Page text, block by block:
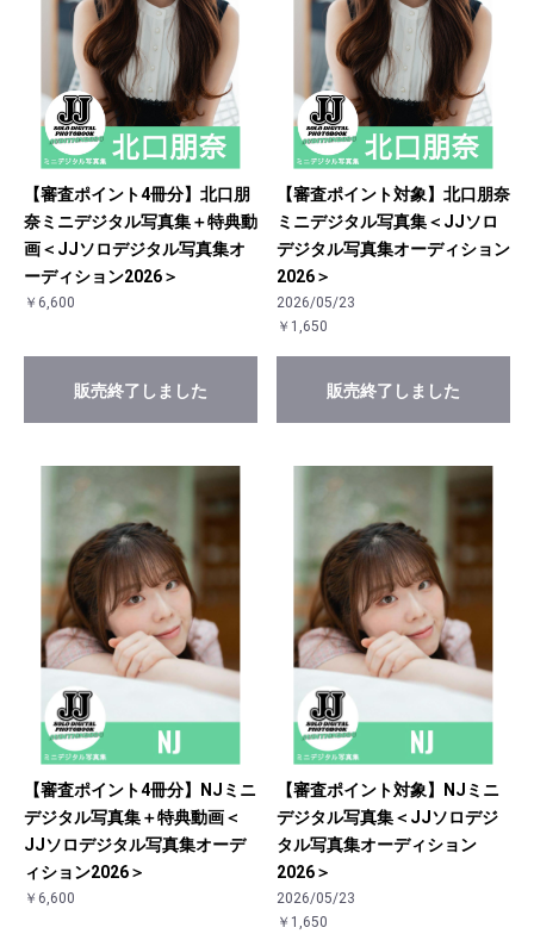
【審査ポイント4冊分】北口朋
奈ミニデジタル写真集＋特典動
画＜JJソロデジタル写真集オ
ーディション2026＞
￥6,600
販売終了しました
【審査ポイント対象】北口朋奈
ミニデジタル写真集＜JJソロ
デジタル写真集オーディション
2026＞
2026/05/23
￥1,650
販売終了しました
【審査ポイント4冊分】NJミニ
デジタル写真集＋特典動画＜
JJソロデジタル写真集オーデ
ィション2026＞
￥6,600
【審査ポイント対象】NJミニ
デジタル写真集＜JJソロデジ
タル写真集オーディション
2026＞
2026/05/23
￥1,650